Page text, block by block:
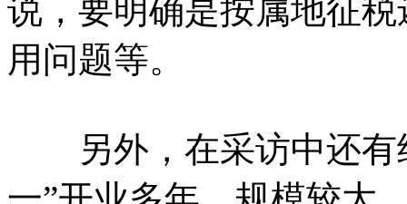
说，要明确是按属地征
用问题等。
另外，在采访中还有